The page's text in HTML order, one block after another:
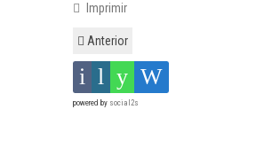
Imprimir
Anterior
powered by social2s